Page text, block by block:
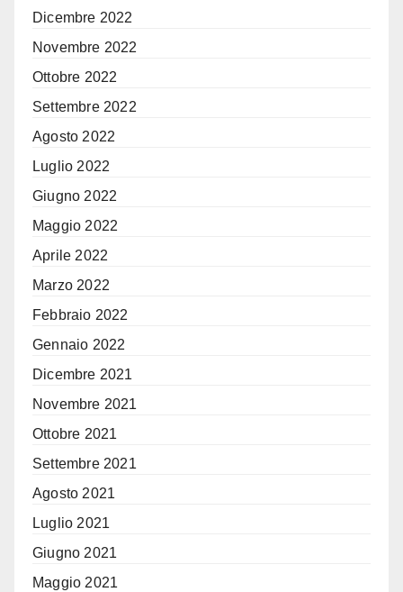
Dicembre 2022
Novembre 2022
Ottobre 2022
Settembre 2022
Agosto 2022
Luglio 2022
Giugno 2022
Maggio 2022
Aprile 2022
Marzo 2022
Febbraio 2022
Gennaio 2022
Dicembre 2021
Novembre 2021
Ottobre 2021
Settembre 2021
Agosto 2021
Luglio 2021
Giugno 2021
Maggio 2021